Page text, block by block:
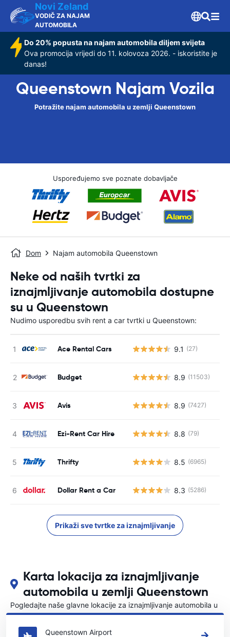
Novi Zeland
VODIČ ZA NAJAM
AUTOMOBILA
Do 20% popusta na najam automobila diljem svijeta
Ova promocija vrijedi do 11. kolovoza 2026. - iskoristite je
danas!
Queenstown Najam Vozila
Potražite najam automobila u zemlji Queenstown
Uspoređujemo sve poznate dobavljače
Dom Najam automobila Queenstown
Neke od naših tvrtki za
iznajmljivanje automobila dostupne
su u Queenstown
Nudimo usporedbu svih rent a car tvrtki u Queenstown:
Ace Rental Cars 9.1 (27)
Budget 8.9 (11503)
Avis 8.9 (7427)
Ezi-Rent Car Hire 8.8 (79)
Thrifty 8.5 (6965)
Dollar Rent a Car 8.3 (5286)
Prikaži sve tvrtke za iznajmljivanje
Karta lokacija za iznajmljivanje
automobila u zemlji Queenstown
Pogledajte naše glavne lokacije za iznajmljivanje automobila u
Queenstown
Queenstown Airport